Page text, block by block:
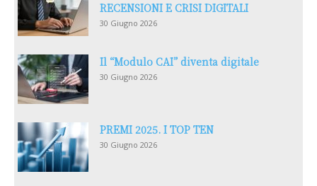
RECENSIONI E CRISI DIGITALI
30 Giugno 2026
Il “Modulo CAI” diventa digitale
30 Giugno 2026
PREMI 2025. I TOP TEN
30 Giugno 2026